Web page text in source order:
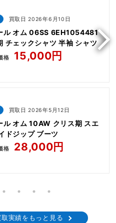
買取日 2026年6月10日
ル オム 06SS 6EH1054481
チェックシャツ 半袖 シャツ
格 15,000円
買取日 2026年5月12日
ル オム 10AW クリス期 スエ
ドジップ ブーツ
格 28,000円
実績をもっと見る